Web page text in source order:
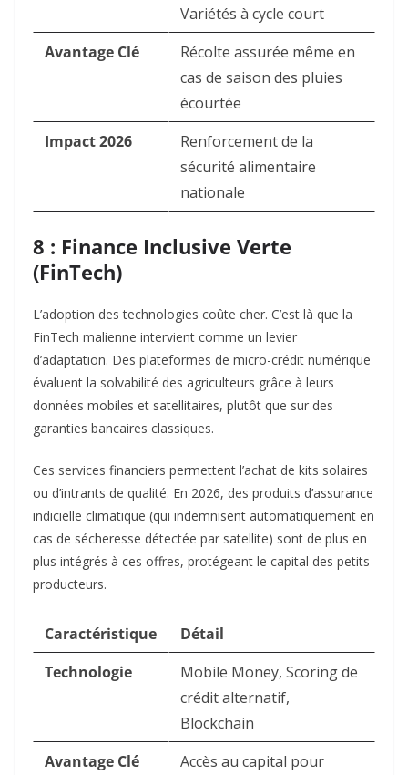
Variétés à cycle court
Avantage Clé
Récolte assurée même en
cas de saison des pluies
écourtée
Impact 2026
Renforcement de la
sécurité alimentaire
nationale
8 : Finance Inclusive Verte
(FinTech)
L’adoption des technologies coûte cher. C’est là que la
FinTech malienne intervient comme un levier
d’adaptation. Des plateformes de micro-crédit numérique
évaluent la solvabilité des agriculteurs grâce à leurs
données mobiles et satellitaires, plutôt que sur des
garanties bancaires classiques.
Ces services financiers permettent l’achat de kits solaires
ou d’intrants de qualité. En 2026, des produits d’assurance
indicielle climatique (qui indemnisent automatiquement en
cas de sécheresse détectée par satellite) sont de plus en
plus intégrés à ces offres, protégeant le capital des petits
producteurs.
Caractéristique
Détail
Technologie
Mobile Money, Scoring de
crédit alternatif,
Blockchain
Avantage Clé
Accès au capital pour